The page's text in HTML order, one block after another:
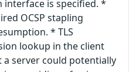
interface is specified. *
OCSP stapling
* TLS
lookup in the client
server could potentially